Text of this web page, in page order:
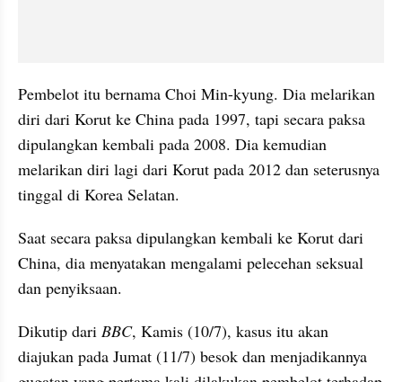
Pembelot itu bernama Choi Min-kyung. Dia melarikan
diri dari Korut ke China pada 1997, tapi secara paksa
dipulangkan kembali pada 2008. Dia kemudian
melarikan diri lagi dari Korut pada 2012 dan seterusnya
tinggal di Korea Selatan.
Saat secara paksa dipulangkan kembali ke Korut dari
China, dia menyatakan mengalami pelecehan seksual
dan penyiksaan.
Dikutip dari BBC, Kamis (10/7), kasus itu akan
diajukan pada Jumat (11/7) besok dan menjadikannya